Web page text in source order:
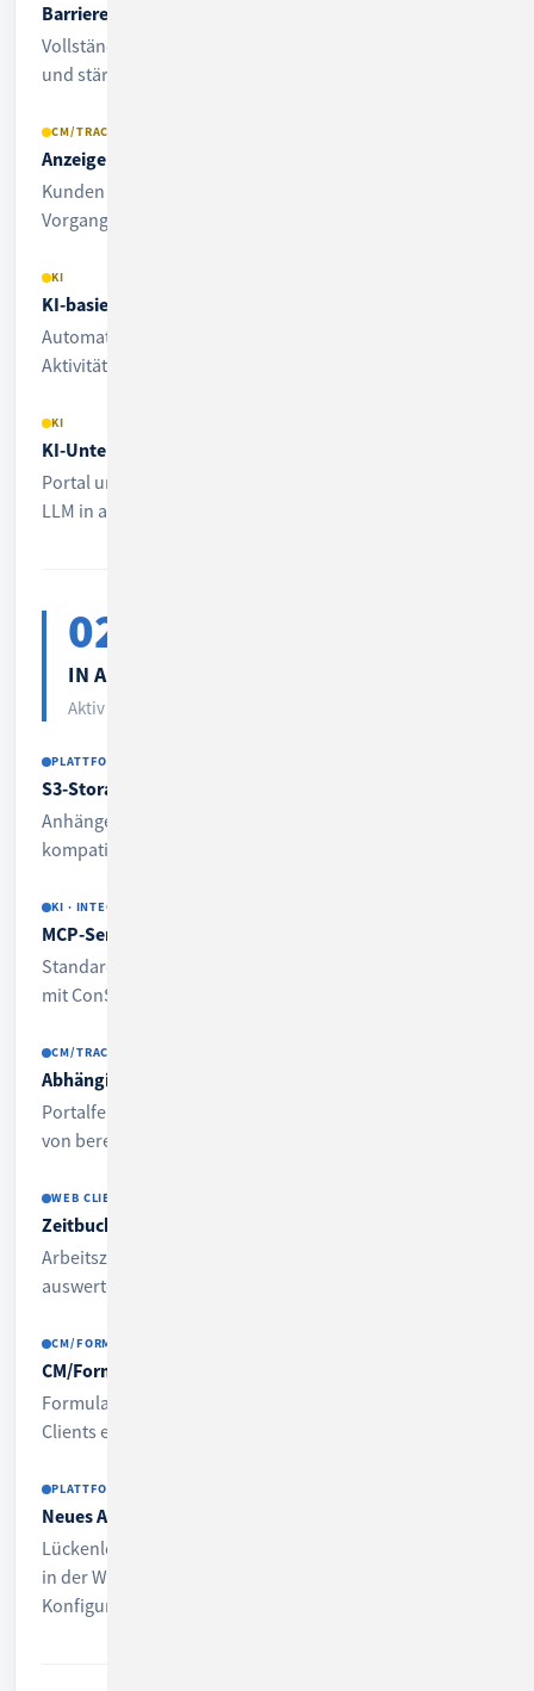
Barrierefreiheit für CM/Track & CM/Forms
Vollständige Tastaturbedienung, Screenreader-Support
und stärkere Kontraste für bessere Lesbarkeit.
CM/TRACK
Anzeige des Bearbeiters in CM/Track
Kunden sehen optional, wer sich gerade um ihren
Vorgang kümmert.
KI
KI-basierte Vorgangszusammenfassung
Automatische Übersicht über lange Vorgänge – als
Aktivität in Ihre Prozesse integrierbar.
KI
KI-Unterstützung bei der Übersetzung
Portal und Datenfelder per Klick über DeepL oder ein
LLM in andere Sprachen übersetzen.
02
IN ARBEIT
Aktiv in Entwicklung ·
PLATTFORM
S3-Storage für Attachments
Anhänge skalierbar und kostengünstig in S3-
kompatiblem Objektspeicher ablegen.
KI · INTEGRATION
MCP-Server
Standardisierte Schnittstelle, über die KI-Agenten direkt
mit ConSol CM arbeiten.
CM/TRACK
Abhängige Felder in CM/Track
Portalfelder dynamisch ein- und ausblenden – abhängig
von bereits getätigten Eingaben.
WEB CLIENT
Zeitbuchungen
Arbeitszeiten direkt am Vorgang erfassen und
auswerten.
CM/FORMS
CM/Forms-Widget fürs Web Client-Dashboard
Formulare als Widget direkt ins Dashboard des Web
Clients einbinden.
PLATTFORM
Neues Audit-Logging
Lückenlose, manipulationssichere Protokollierung aller
in der Web Admin Suite durchgeführten
Konfigurationsänderungen.